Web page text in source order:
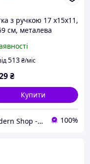
з ручкою 17 x15x11,
см, металева
150)
513₴/міс
₴
Купити
Modern Shop - посуд, товари для дому та активного відпочинку 100%